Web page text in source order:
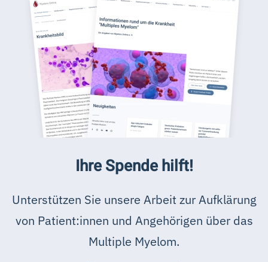
Ihre Spende hilft!
Unterstützen Sie unsere Arbeit zur Aufklärung
von Patient:innen und Angehörigen über das
Multiple Myelom.